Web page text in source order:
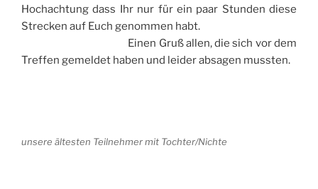
Hochachtung dass Ihr nur für ein paar Stunden diese
Strecken auf Euch genommen habt.
Einen Gruß allen, die sich vor dem
Treffen gemeldet haben und leider absagen mussten.
unsere ältesten Teilnehmer mit Tochter/Nichte